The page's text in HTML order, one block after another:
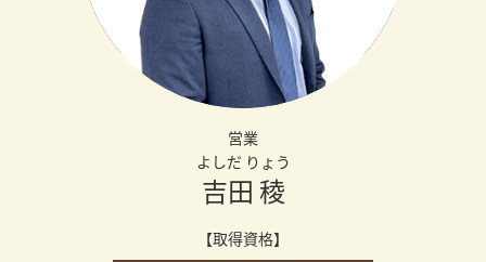
営業
よしだ りょう
吉田 稜
【取得資格】